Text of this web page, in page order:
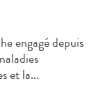
engagé depuis
et la...